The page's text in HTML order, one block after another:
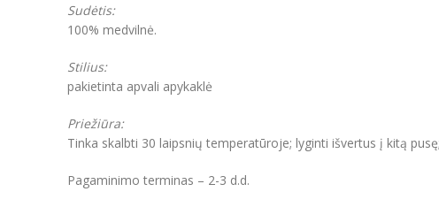
Sudėtis:
100% medvilnė.
Stilius:
pakietinta apvali apykaklė
Priežiūra:
Tinka skalbti 30 laipsnių temperatūroje; lyginti išvertus į kitą
Pagaminimo terminas – 2-3 d.d.